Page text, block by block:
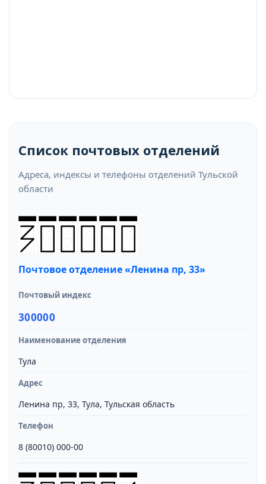
Список почтовых отделений
Адреса, индексы и телефоны отделений Тульской
области
Почтовое отделение «Ленина пр, 33»
Почтовый индекс
300000
Наименование отделения
Тула
Адрес
Ленина пр, 33, Тула, Тульская область
Телефон
8 (80010) 000-00